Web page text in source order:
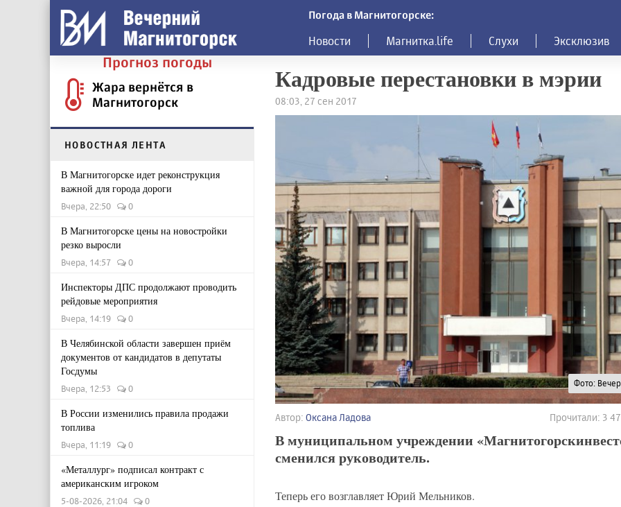
Погода в Магнитогорске:
Новости Магнитка.life Слухи Эксклюзив
Прогноз погоды
Жара вернётся в
Магнитогорск
НОВОСТНАЯ ЛЕНТА
В Магнитогорске идет реконструкция
важной для города дороги
Вчера, 22:50 0
В Магнитогорске цены на новостройки
резко выросли
Вчера, 14:57 0
Инспекторы ДПС продолжают проводить
рейдовые мероприятия
Вчера, 14:19 0
В Челябинской области завершен приём
документов от кандидатов в депутаты
Госдумы
Вчера, 12:53 0
В России изменились правила продажи
топлива
Вчера, 11:19 0
«Металлург» подписал контракт с
американским игроком
5-08-2026, 21:04 0
Кадровые перестановки в мэрии
08:03, 27 сен 2017
Фото:
Автор: Оксана Ладова Прочитали: 3
В муниципальном учреждении
сменился руководитель.
Теперь его возглавляет Юрий Мельников.